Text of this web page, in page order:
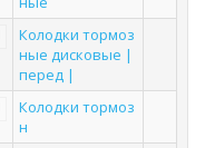
Колодки тормоз
ные дисковые |
перед |
Колодки тормоз
н